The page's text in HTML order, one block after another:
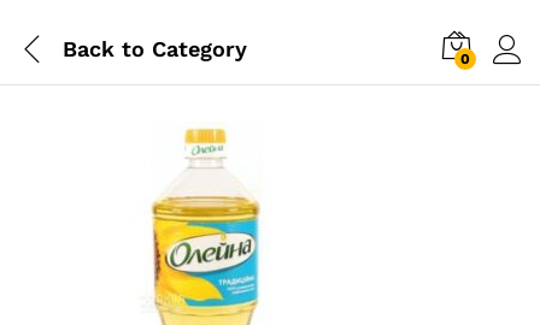
Back to Category 0